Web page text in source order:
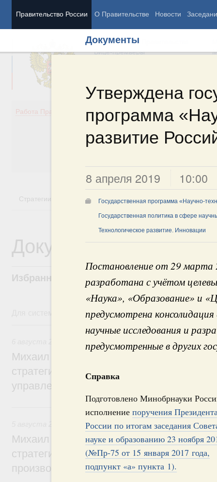
Правительство России О Правительстве Новости
Документы
Утверждена
программа
развитие
8 апреля 2019 10:00
Государственная программа «Научно-
Государственная политика в сфере
Технологическое развитие. Инновации
Постановление от 29
разработана с учётом
«Наука», «Образование» и
предусмотрена
научные исследования и
предусмотренные в других
Справка
Подготовлено Минобрнауки
исполнение поручения
России по итогам заседания
науке и образованию 23 ноября
(№Пр-75 от 15 января 2017 года,
подпункт «а» пункта 1).
Председатель Правительства
Вице-премьеры
Работа Правительства
Демография
Здоровье
Образование
Культура
Стратегии Государственные программы
Документы
Избранные документы со справками к
Для системного поиска перейдите в раздел "Поиск по
6 августа, четверг
Технологическое развитие. Инновации
Михаил Мишустин дал поручения по
стратегической сессии о
управления научно-технологическим
5 августа, среда
Вопросы производительности труда и
Михаил Мишустин дал поручения по
стратегической сессии, посвящённой
производительности труда